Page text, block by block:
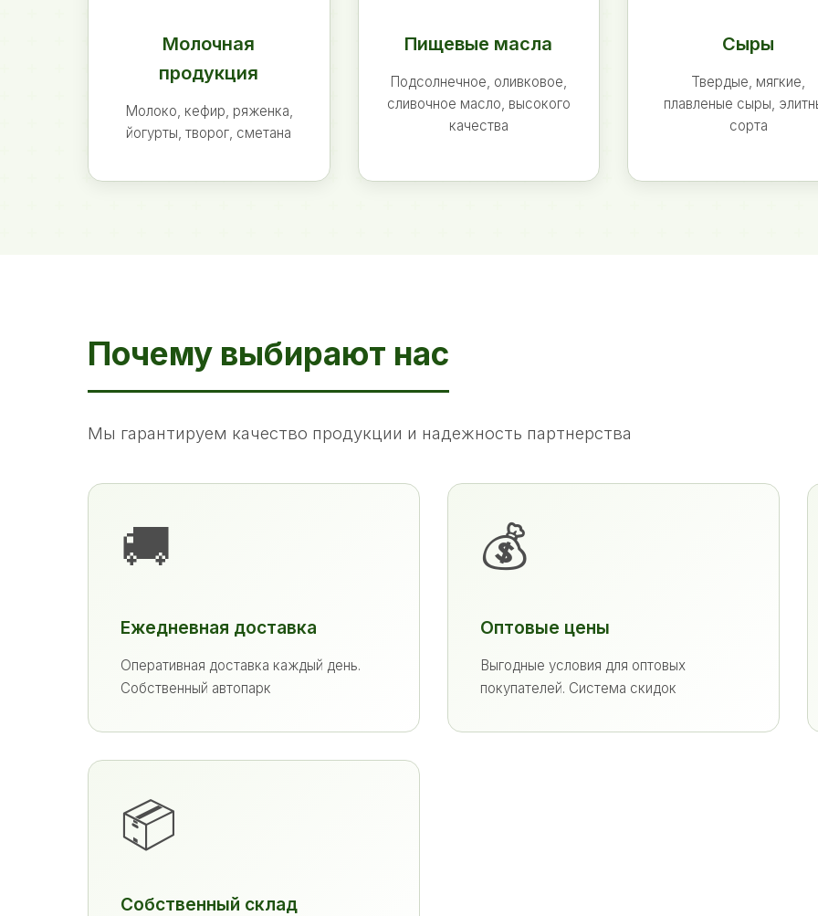
Молочная
продукция
Молоко, кефир, ряженка,
йогурты, творог, сметана
Пищевые масла
Подсолнечное, оливковое,
сливочное масло, высокого
качества
Сыры
Твердые, мягкие,
плавленые сыры,
сорта
Почему выбирают нас
Мы гарантируем качество продукции и надежность партнерства
🚚
Ежедневная доставка
Оперативная доставка каждый день.
Собственный автопарк
💰
Оптовые цены
Выгодные условия для оптовых
покупателей. Система скидок
📦
Собственный склад